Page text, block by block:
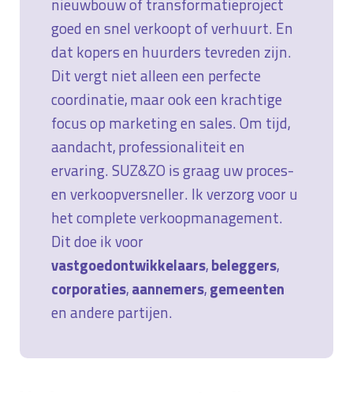
nieuwbouw of transformatieproject
goed en snel verkoopt of verhuurt. En
dat kopers en huurders tevreden zijn.
Dit vergt niet alleen een perfecte
coordinatie, maar ook een krachtige
focus op marketing en sales. Om tijd,
aandacht, professionaliteit en
ervaring. SUZ&ZO is graag uw proces-
en verkoopversneller. Ik verzorg voor u
het complete verkoopmanagement.
Dit doe ik voor
vastgoedontwikkelaars, beleggers,
corporaties, aannemers, gemeenten
en andere partijen.